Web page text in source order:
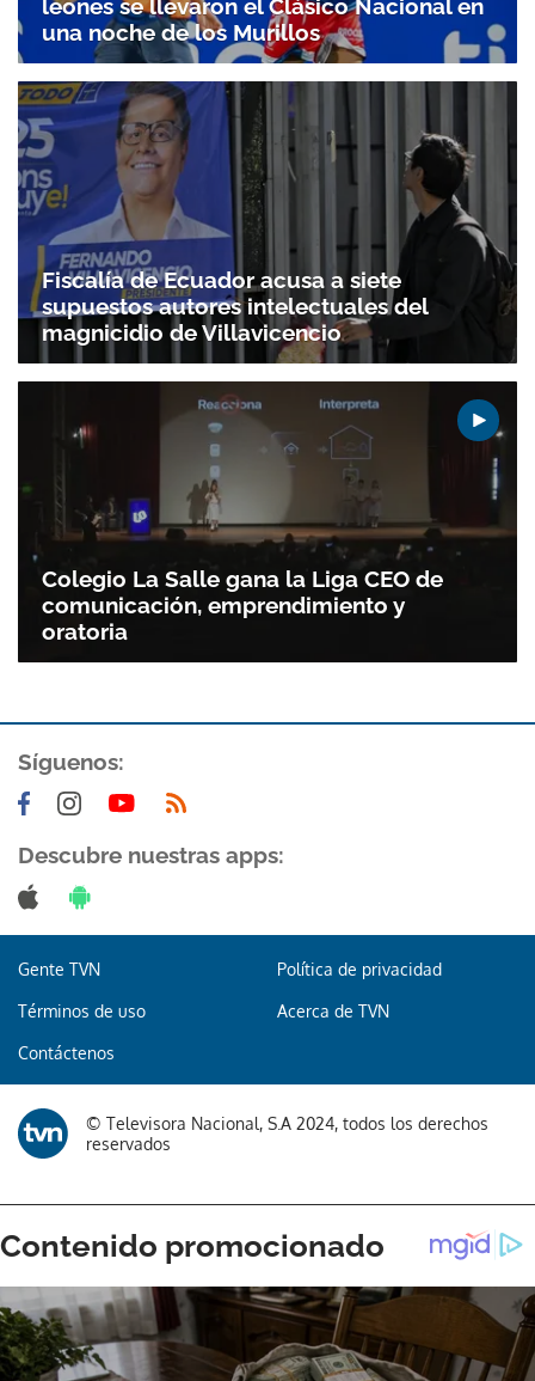
Gracias por suscribirte a nuestro boletín.
ACEPTAR
leones se llevaron el Clásico Nacional en
una noche de los Murillos
Fiscalía de Ecuador acusa a siete
supuestos autores intelectuales del
magnicidio de Villavicencio
Colegio La Salle gana la Liga CEO de
comunicación, emprendimiento y
oratoria
Síguenos:
Descubre nuestras apps:
Gente TVN Política de privacidad
Términos de uso Acerca de TVN
Contáctenos
© Televisora Nacional, S.A 2024, todos los derechos
reservados